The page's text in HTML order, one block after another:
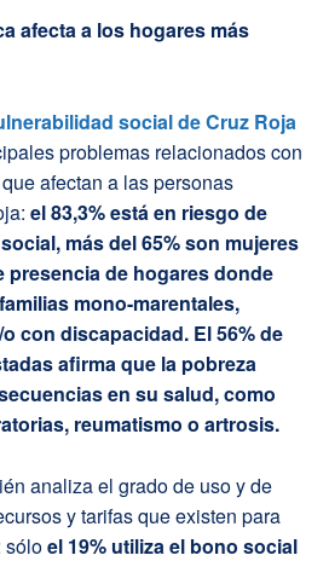
afecta a los hogares más
social de Cruz Roja
problemas relacionados con
afectan a las personas
el 83,3% está en riesgo de
más del 65% son mujeres
presencia de hogares donde
mono-marentales,
con discapacidad. El 56% de
afirma que la pobreza
en su salud, como
reumatismo o artrosis.
analiza el grado de uso y de
y tarifas que existen para
sóloel 19% utiliza el bono social